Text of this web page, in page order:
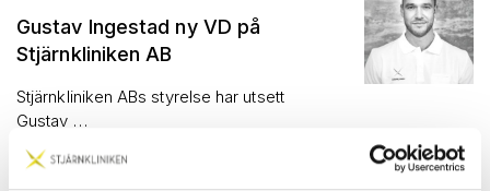
Gustav Ingestad ny VD på
Stjärnkliniken AB
Stjärnkliniken ABs styrelse har utsett
Gustav …
2025-07-01 | 1 min lästid